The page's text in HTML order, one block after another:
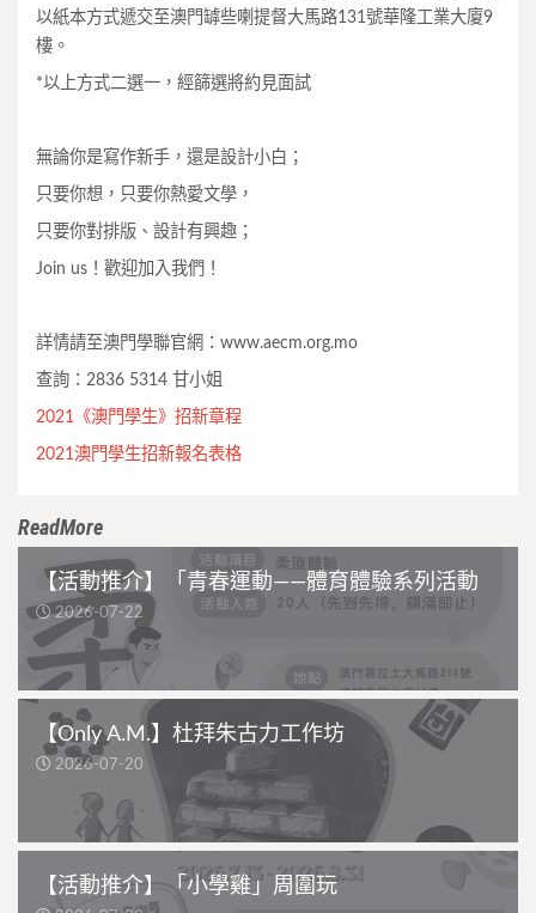
以紙本方式遞交至澳門罅些喇提督大馬路131號華隆工業大廈9
樓。
*以上方式二選一，經篩選將約見面試
無論你是寫作新手，還是設計小白；
只要你想，只要你熱愛文學，
只要你對排版、設計有興趣；
Join us！歡迎加入我們！
詳情請至澳門學聯官網： www.aecm.org.mo
查詢：2836 5314 甘小姐
2021《澳門學生》招新章程
2021澳門學生招新報名表格
ReadMore
【活動推介】「青春運動——體育體驗系列活動
2026-07-22
【Only A.M.】杜拜朱古力工作坊
2026-07-20
【活動推介】「小學雞」周圍玩